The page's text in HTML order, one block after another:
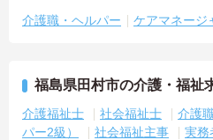
介護職・ヘルパー ケアマネージ
福島県田村市の介護・福祉
介護福祉士 社会福祉士
介護
パー2級）
社会福祉主事
実務